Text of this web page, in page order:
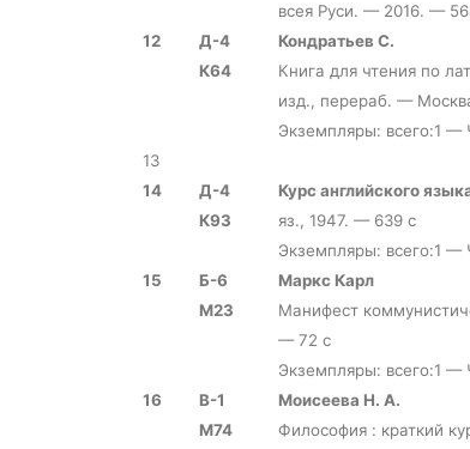
всея Руси. — 2016. —
12
Д-4
К64
Кондратьев С.
Книга для чтения по
изд., перераб. —
Экземпляры: всего:1 —
13
14
Д-4
К93
Курс английского
яз., 1947. — 639 с
Экземпляры: всего:1 —
15
Б-6
М23
Маркс Карл
Манифест
— 72 с
Экземпляры: всего:1 —
16
В-1
М74
Моисеева Н. А.
Философия : краткий